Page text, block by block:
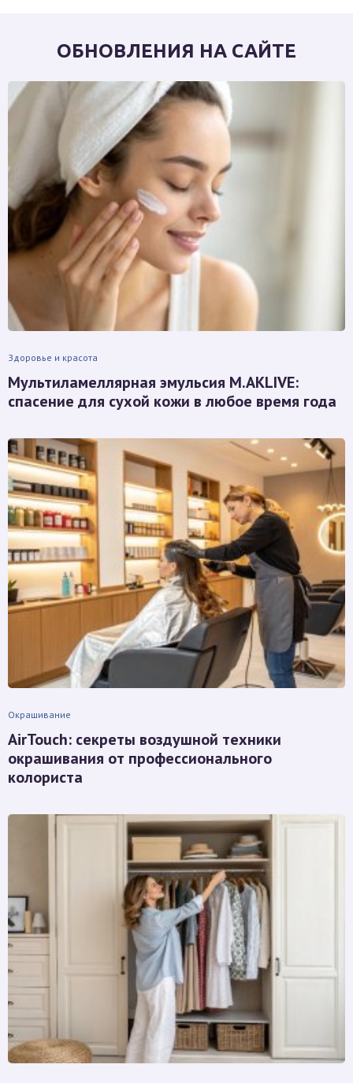
ОБНОВЛЕНИЯ НА САЙТЕ
Здоровье и красота
Мультиламеллярная эмульсия M.AKLIVE:
спасение для сухой кожи в любое время года
Окрашивание
AirTouch: секреты воздушной техники
окрашивания от профессионального
колориста